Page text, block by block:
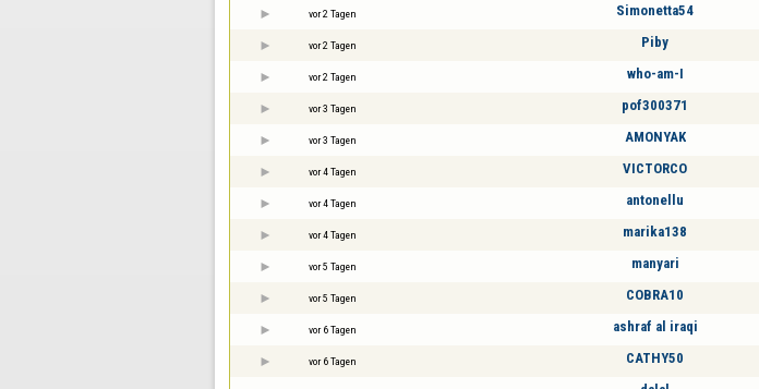
vor 2 Tagen Simonetta54
vor 2 Tagen Piby
vor 2 Tagen who-am-I
vor 3 Tagen pof300371
vor 3 Tagen AMONYAK
vor 4 Tagen VICTORCO
vor 4 Tagen antonellu
vor 4 Tagen marika138
vor 5 Tagen manyari
vor 5 Tagen COBRA10
vor 6 Tagen ashraf al iraqi
vor 6 Tagen CATHY50